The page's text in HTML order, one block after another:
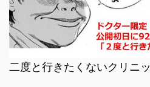
二度と行きたくないクリニ